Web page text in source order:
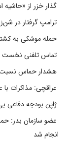
گذار خزر از «حاشیه
ترامپ گرفتار در
حمله موشکی به
تماس تلفنی نخست
هشدار حماس
عراقچی: مذاکرات
ژاپن بودجه دفاعی بی‌سابقه ۵۶ میلیارد
عضو سازمان بدر:
انجام شد